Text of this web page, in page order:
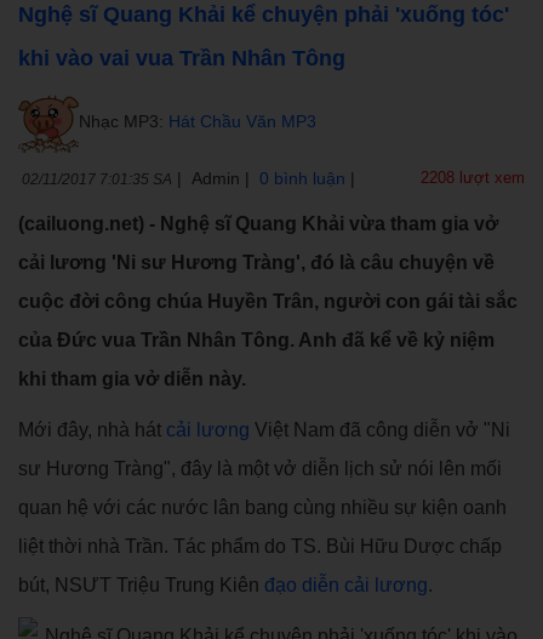
Nghệ sĩ Quang Khải kể chuyện phải 'xuống tóc'
khi vào vai vua Trần Nhân Tông
Nhạc MP3: Hát Chầu Văn MP3
02/11/2017 7:01:35 SA | Admin | 0 bình luận | 2208 lượt xem
(cailuong.net) - Nghệ sĩ Quang Khải vừa tham gia vở
cải lương 'Ni sư Hương Tràng', đó là câu chuyện về
cuộc đời công chúa Huyền Trân, người con gái tài sắc
của Đức vua Trần Nhân Tông. Anh đã kể về kỷ niệm
khi tham gia vở diễn này.
Mới đây, nhà hát cải lương Việt Nam đã công diễn vở "Ni
sư Hương Tràng", đây là một vở diễn lịch sử nói lên mối
quan hệ với các nước lân bang cùng nhiều sự kiện oanh
liệt thời nhà Trần. Tác phẩm do TS. Bùi Hữu Dược chấp
bút, NSƯT Triệu Trung Kiên đạo diễn cải lương.